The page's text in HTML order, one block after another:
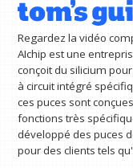
Regardez la vidéo
AIchip est une
conçoit du silicium
à circuit intégré
ces puces sont
fonctions très
développé des puces
pour des clients tels